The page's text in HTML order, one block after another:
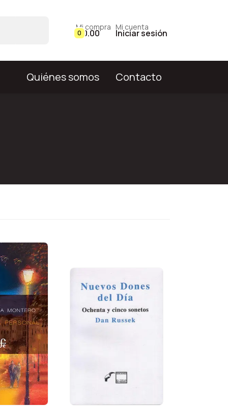
0
Mi compra
$ 0.00
Mi cuenta
Iniciar sesión
Quiénes somos Contacto